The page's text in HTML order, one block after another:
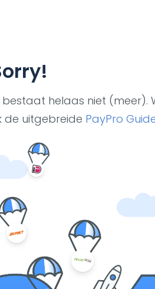
helaas niet (meer).
de uitgebreide PayPro